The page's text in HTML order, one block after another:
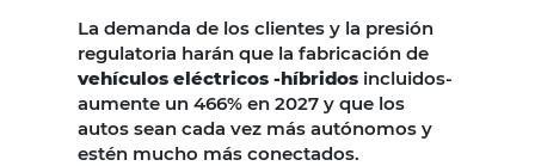
La demanda de los clientes y la presión
regulatoria harán que la fabricación de
vehículos eléctricos -híbridos incluidos-
aumente un 466% en 2027 y que los
autos sean cada vez más autónomos y
estén mucho más conectados.